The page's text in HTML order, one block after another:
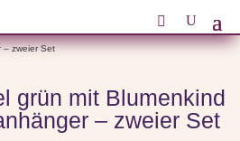
/ Geschenkbeutel grün mit
– zweier Set
grün mit Blumenkind
– zweier Set